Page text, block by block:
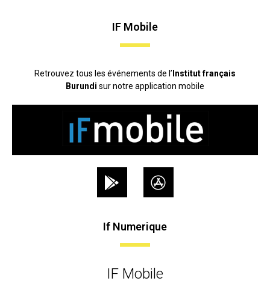
IF Mobile
Retrouvez tous les événements de l’ Institut français
Burundi sur notre application mobile
If Numerique
IF Mobile